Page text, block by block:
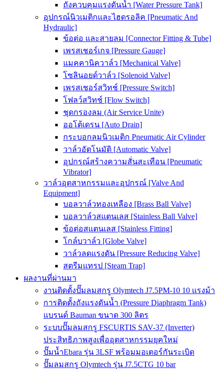
ถังควบคุมแรงดันน้ำ [Water Pressure Tank]
อุปกรณ์นิวเมติกและไฮดรอลิค [Pneumatic And
Hydraulic]
ข้อต่อ และสายลม [Connector Fitting & Tube]
เพรสเชอร์เกจ [Pressure Gauge]
แมคคานิควาล์ว [Mechanical Valve]
โซลินอยด์วาล์ว [Solenoid Valve]
เพรสเชอร์สวิทช์ [Pressure Switch]
โฟลว์สวิทช์ [Flow Switch]
ชุดกรองลม (Air Service Unite)
ออโต้เดรน [Auto Drain]
กระบอกลมนิวเมติก Pneumatic Air Cylinder
วาล์วอัตโนมัติ [Automatic Valve]
อุปกรณ์สร้างความสั่นสะเทือน [Pneumatic
Vibrator]
วาล์วอุตสาหกรรมและอุปกรณ์ [Valve And
Equipment]
บอลวาล์วทองเหลือง [Brass Ball Valve]
บอลวาล์วสแตนเลส [Stainless Ball Valve]
ข้อต่อสแตนเลส [Stainless Fitting]
โกล์บวาล์ว [Globe Valve]
วาล์วลดแรงดัน [Pressure Reducing Valve]
สตรีมแทรป [Steam Trap]
ผลงานที่ผ่านมา
งานติดตั้งปั๊มลมสกรู Olymtech J7.5PM-10 10 แรงม้า
การติดตั้งถังแรงดันน้ำ (Pressure Diaphragm Tank)
แบรนด์ Bauman ขนาด 300 ลิตร
ระบบปั๊มลมสกรู FSCURTIS SAV-37 (Inverter)
ประสิทธิภาพสูงเพื่ออุตสาหกรรมยุคใหม่
ปั๊มน้ำEbara รุ่น 3LSF พร้อมมอเตอร์กันระเบิด
ปั๊มลมสกรู Olymtech รุ่น J7.5CTG 10 bar